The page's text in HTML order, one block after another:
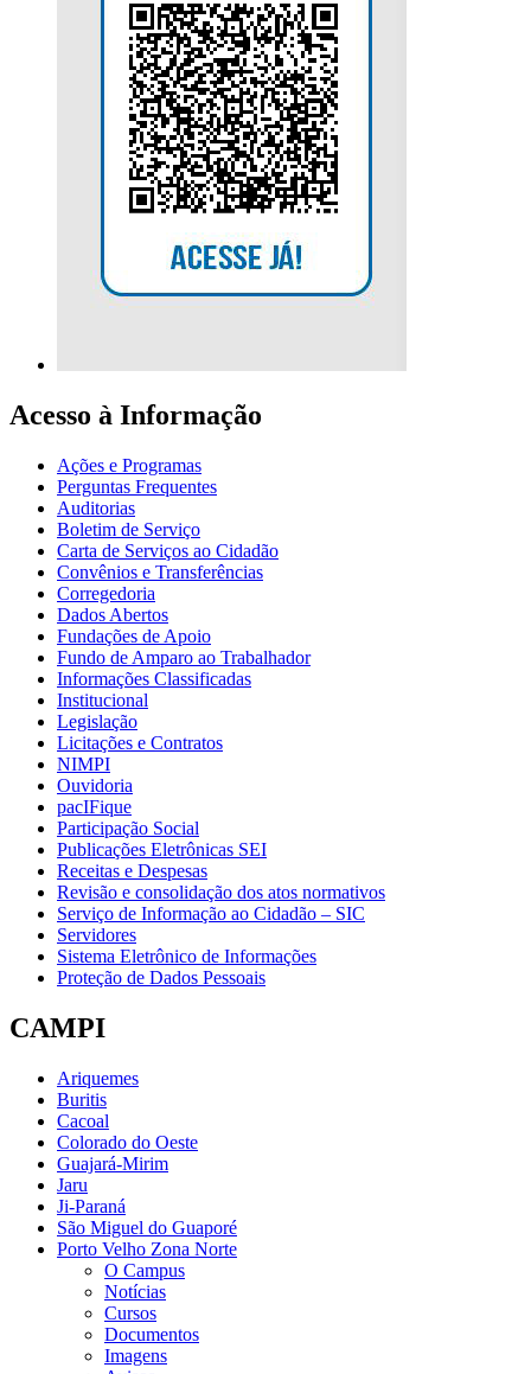
Acesso à Informação
Ações e Programas
Perguntas Frequentes
Auditorias
Boletim de Serviço
Carta de Serviços ao Cidadão
Convênios e Transferências
Corregedoria
Dados Abertos
Fundações de Apoio
Fundo de Amparo ao Trabalhador
Informações Classificadas
Institucional
Legislação
Licitações e Contratos
NIMPI
Ouvidoria
pacIFique
Participação Social
Publicações Eletrônicas SEI
Receitas e Despesas
Revisão e consolidação dos atos normativos
Serviço de Informação ao Cidadão – SIC
Servidores
Sistema Eletrônico de Informações
Proteção de Dados Pessoais
CAMPI
Ariquemes
Buritis
Cacoal
Colorado do Oeste
Guajará-Mirim
Jaru
Ji-Paraná
São Miguel do Guaporé
Porto Velho Zona Norte
O Campus
Notícias
Cursos
Documentos
Imagens